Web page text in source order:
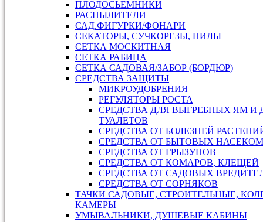
ПЛОДОСЬЕМНИКИ
РАСПЫЛИТЕЛИ
САД.ФИГУРКИ/ФОНАРИ
СЕКАТОРЫ, СУЧКОРЕЗЫ, ПИЛЫ
СЕТКА МОСКИТНАЯ
СЕТКА РАБИЦА
СЕТКА САДОВАЯ/ЗАБОР (БОРДЮР)
СРЕДСТВА ЗАЩИТЫ
МИКРОУДОБРЕНИЯ
РЕГУЛЯТОРЫ РОСТА
СРЕДСТВА ДЛЯ ВЫГРЕБНЫХ ЯМ И
ТУАЛЕТОВ
СРЕДСТВА ОТ БОЛЕЗНЕЙ
СРЕДСТВА ОТ БЫТОВЫХ
СРЕДСТВА ОТ ГРЫЗУНОВ
СРЕДСТВА ОТ КОМАРОВ, КЛЕЩЕЙ
СРЕДСТВА ОТ САДОВЫХ
СРЕДСТВА ОТ СОРНЯКОВ
ТАЧКИ САДОВЫЕ, СТРОИТЕЛЬНЫЕ,
КАМЕРЫ
УМЫВАЛЬНИКИ, ДУШЕВЫЕ КАБИНЫ